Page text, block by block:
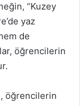
“Kuzey
yaz
de
öğrencilerin
öğrencilerin